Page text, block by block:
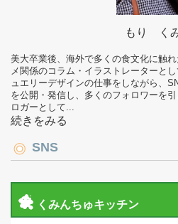
もり く
美大卒業後、海外で多くの食文化に触
メ関係のコラム・イラストレーターと
ュエリーデザインの仕事をしながら、
を公開・発信し、多くのフォロワーを
ロガーとして...
続きをみる
SNS
くみんちゅキッチン